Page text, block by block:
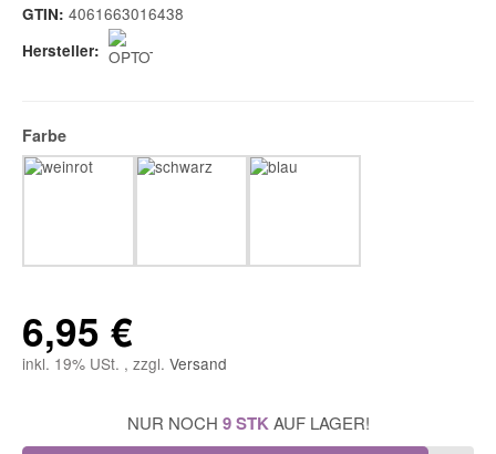
GTIN: 4061663016438
Hersteller:
Farbe
6,95 €
inkl. 19% USt. , zzgl. Versand
NUR NOCH 9 STK AUF LAGER!